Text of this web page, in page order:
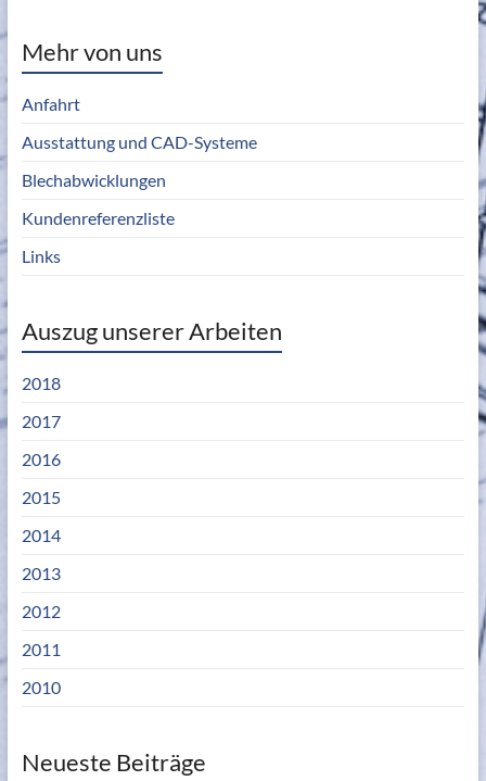
Mehr von uns
Anfahrt
Ausstattung und CAD-Systeme
Blechabwicklungen
Kundenreferenzliste
Links
Auszug unserer Arbeiten
2018
2017
2016
2015
2014
2013
2012
2011
2010
Neueste Beiträge